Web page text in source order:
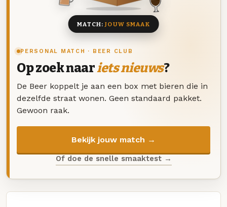
PERSONAL MATCH · BEER CLUB
Op zoek naariets nieuws?
De Beer koppelt je aan een box met bieren die in
dezelfde straat wonen. Geen standaard pakket.
Gewoon raak.
Bekijk jouw match →
Of doe de snelle smaaktest →
MATCH:JOUW SMAAK